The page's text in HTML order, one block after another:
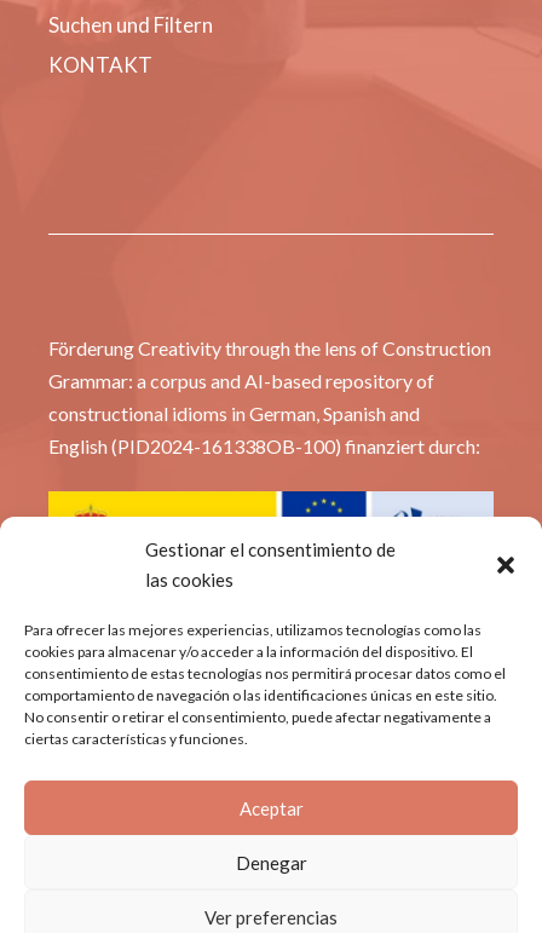
Gestionar el consentimiento de
las cookies
Para ofrecer las mejores experiencias, utilizamos tecnologías como las
cookies para almacenar y/o acceder a la información del dispositivo. El
consentimiento de estas tecnologías nos permitirá procesar datos como el
comportamiento de navegación o las identificaciones únicas en este sitio.
No consentir o retirar el consentimiento, puede afectar negativamente a
ciertas características y funciones.
Aceptar
Denegar
Ver preferencias
Suchen und Filtern
KONTAKT
Förderung Creativity through the lens of Construction
Grammar: a corpus and AI-based repository of
constructional idioms in German, Spanish and
English (PID2024-161338OB-100) finanziert durch:
© Constridioms
Política de privacidad
Aviso Legal